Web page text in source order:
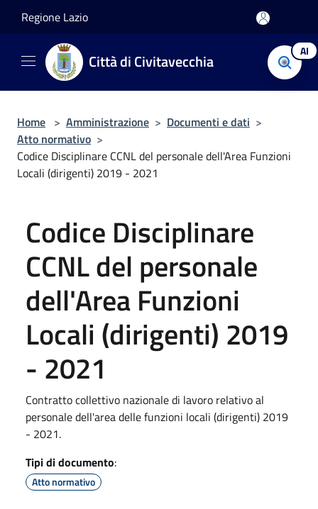
Regione Lazio
Città di Civitavecchia AI
Home > Amministrazione > Documenti e dati >
Atto normativo >
Codice Disciplinare CCNL del personale dell'Area Funzioni
Locali (dirigenti) 2019 - 2021
Codice Disciplinare
CCNL del personale
dell'Area Funzioni
Locali (dirigenti) 2019
- 2021
Contratto collettivo nazionale di lavoro relativo al
personale dell'area delle funzioni locali (dirigenti) 2019
- 2021.
Tipi di documento:
Atto normativo